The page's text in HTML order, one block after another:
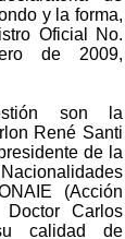
y la forma,
Oficial No.
de 2009,
son la
René Santi
de la
(Acción
Carlos
calidad de